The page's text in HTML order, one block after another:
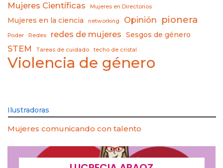
Mujeres Científicas Mujeres en Directorios
Mujeres en la ciencia networking Opinión pionera
Poder Redes redes de mujeres Sesgos de género
STEM Tareas de cuidado techo de cristal
Violencia de género
Ilustradoras
Mujeres comunicando con talento